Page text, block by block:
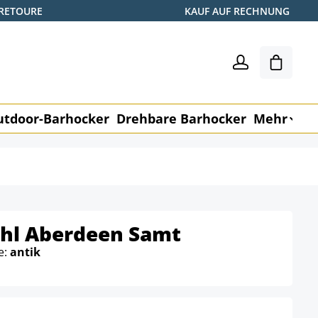
KAUF AUF RECHNUNG
Barhocker Drehbare Barhocker Mehr
Aberdeen Samt
antik